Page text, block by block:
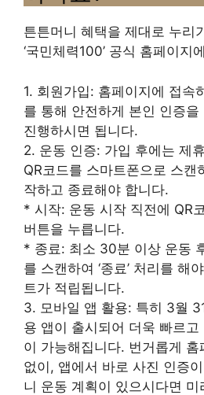
튼튼머니 혜택을 제대로 누리
‘국민체력100’ 공식 홈페이지
1. 회원가입: 홈페이지에 접속
를 통해 안전하게 본인 인증
진행하시면 됩니다.
2. 운동 인증: 가입 후에는 제
QR코드를 스마트폰으로 스캔
작하고 종료해야 합니다.
* 시작: 운동 시작 직전에 QR
버튼을 누릅니다.
* 종료: 최소 30분 이상 운동
를 스캔하여 ‘종료’ 처리를 해
트가 적립됩니다.
3. 모바일 앱 활용: 특히 3월
용 앱이 출시되어 더욱 빠르
이 가능해집니다. 번거롭게
없이, 앱에서 바로 사진 인증
니 운동 계획이 있으시다면